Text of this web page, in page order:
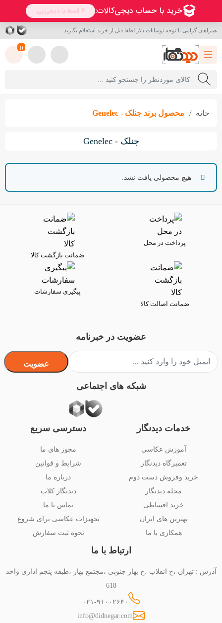
همراهان گرامی با توجه نوسانات دلار لطفا قبل از خرید استعلام بگیرید
0
خانه محصول برند جنلک - Genelec
جنلک - Genelec
هیچ محصولی یافت نشد.
پرداخت در محل
ضمانت بازگشت کالا
ضمانت اصالت کالا
پیگیری سفارشات
خدمات دیدنگار
آموزش عکاسی
تعمیرگاه دیدنگار
خرید وفروش دست دوم
مجله دیدنگار
خرید اقساطی
بهترین های ایران
همکاری با ما
دسترسی سریع
مجوز های ما
شرایط و قوانین
درباره ما
دیدنگار کلاب
تماس با ما
تجهیزات عکاسی برای شروع
نحوه ثبت سفارش
ارتباط با ما
آدرس : تهران ،خ انقلاب ،خ بهار جنوبی ،مجتمع بهار ،طبقه پنجم اداری واحد
618
۰۲۱-۹۱۰۰۲۶۴۰
info@didnegar.com
عضویت در خبرنامه
عضویت
شبکه های اجتماعی